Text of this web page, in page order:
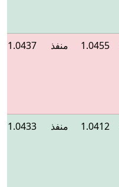
1.0455 منفذ 1.0437
1.0412 منفذ 1.0433